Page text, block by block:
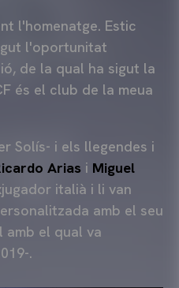
l'homenatge. Estic
l'oportunitat
de la qual ha sigut la
és el club de la meua
Solís- i els llegendes i
Arias i Miguel
italià i li van
amb el seu
amb el qual va
.